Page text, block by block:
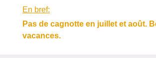
En bref:
Pas de cagnotte en juillet et août.
vacances.